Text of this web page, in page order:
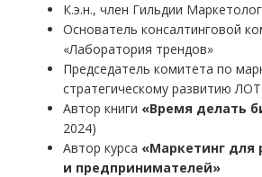
К.э.н., член Гильдии
Основатель консалтинговой
«Лаборатория трендов»
Председатель комитета по
стратегическому развитию
Автор книги «Время делать
2024)
Автор курса «Маркетинг для
и предпринимателей»